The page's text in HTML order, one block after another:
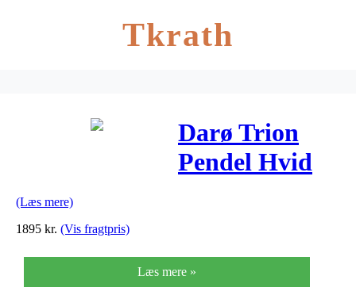
Tkrath
Darø Trion
Pendel Hvid
(Læs mere)
1895 kr. (Vis fragtpris)
Læs mere »